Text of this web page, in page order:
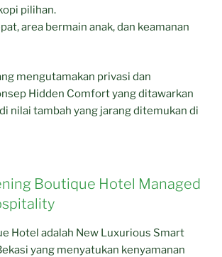
pilihan.
area bermain anak, dan keamanan
mengutamakan privasi dan
Hidden Comfort yang ditawarkan
nilai tambah yang jarang ditemukan di
Boutique Hotel Managed
Hotel adalah New Luxurious Smart
yang menyatukan kenyamanan